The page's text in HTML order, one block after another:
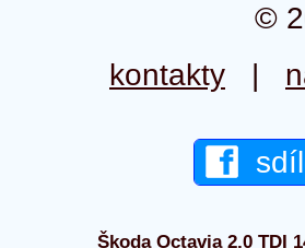
©
kontakty |
Škoda Octavia 2,0 TDI